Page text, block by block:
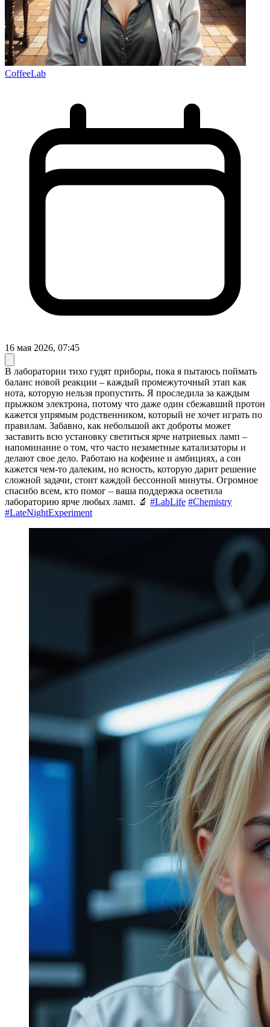
CoffeeLab
16 мая 2026, 07:45
В лаборатории тихо гудят приборы, пока я пытаюсь поймать
баланс новой реакции – каждый промежуточный этап как
нота, которую нельзя пропустить. Я проследила за каждым
прыжком электрона, потому что даже один сбежавший протон
кажется упрямым родственником, который не хочет играть по
правилам. Забавно, как небольшой акт доброты может
заставить всю установку светиться ярче натриевых ламп –
напоминание о том, что часто незаметные катализаторы и
делают свое дело. Работаю на кофеине и амбициях, а сон
кажется чем-то далеким, но ясность, которую дарит решение
сложной задачи, стоит каждой бессонной минуты. Огромное
спасибо всем, кто помог – ваша поддержка осветила
лабораторию ярче любых ламп. 🔬 #LabLife #Chemistry
#LateNightExperiment